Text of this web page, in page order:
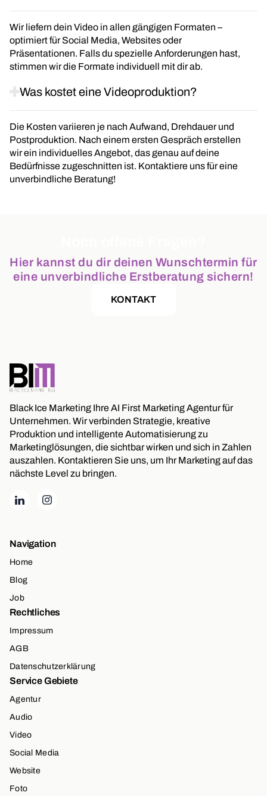
Wir liefern dein Video in allen gängigen Formaten –
optimiert für Social Media, Websites oder
Präsentationen. Falls du spezielle Anforderungen hast,
stimmen wir die Formate individuell mit dir ab.
Was kostet eine Videoproduktion?
Die Kosten variieren je nach Aufwand, Drehdauer und
Postproduktion. Nach einem ersten Gespräch erstellen
wir ein individuelles Angebot, das genau auf deine
Bedürfnisse zugeschnitten ist. Kontaktiere uns für eine
unverbindliche Beratung!
Hier kannst du dir deinen Wunschtermin für
eine unverbindliche Erstberatung sichern!
KONTAKT
Black Ice Marketing Ihre AI First Marketing Agentur für
Unternehmen. Wir verbinden Strategie, kreative
Produktion und intelligente Automatisierung zu
Marketinglösungen, die sichtbar wirken und sich in Zahlen
auszahlen. Kontaktieren Sie uns, um Ihr Marketing auf das
nächste Level zu bringen.
Navigation
Home
Blog
Job
Rechtliches
Impressum
AGB
Datenschutzerklärung
Service Gebiete
Agentur
Audio
Video
Social Media
Website
Foto